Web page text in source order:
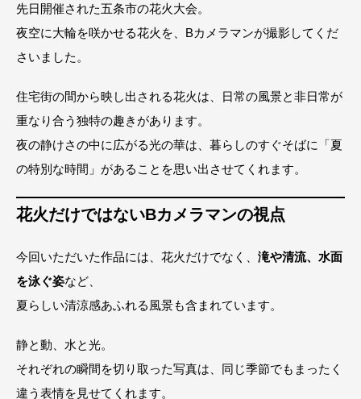
先日開催された五条市の花火大会。
夜空に大輪を咲かせる花火を、Bカメラマンが撮影してくだ
さいました。
住宅街の間から映し出される花火は、日常の風景と非日常が
重なり合う独特の趣きがあります。
夜の静けさの中に広がる光の華は、暮らしのすぐそばに「夏
の特別な時間」があることを思い出させてくれます。
花火だけではないBカメラマンの視点
今回いただいた作品には、花火だけでなく、 滝や清流、水面
を泳ぐ姿など、
夏らしい清涼感あふれる風景も含まれています。
静と動、水と光。
それぞれの瞬間を切り取った写真は、同じ季節でもまったく
違う表情を見せてくれます。